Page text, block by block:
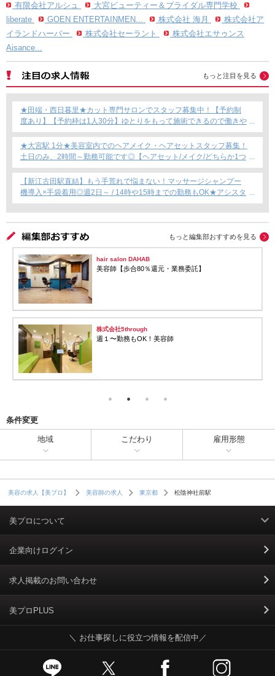
有限会社アルシュ
大宮ビューティー＆ブライダル専門学校
liberate
GOEN ENTERTAINMEN... 株式会社 海月
株式会社ア
イランドハーバー
株式会社セーラント
株式会社エサゥンス
Aisance...
もっと注目を見る
★田端・西日暮里★カット専門サロンでスタッフ募集中！【予約制
度あり】【予約枠は1人30分】ゆとりをもって施術できるので働きや
すい！これからカット専門店で働きたい方にもおすすめ◎
★大宮駅 1分★美容室内でのヘアメイク・ヘアセットスタッフ募集！
土日のみ、2時間～勤務可能です◎【ヘアセット/メイク/どちらか1つ
できればOKです！】フリーランス・Wワーク・時短勤務もOK★
【新江古田駅直結】もう手荒れで悩まない！マッサージシャンプー
機導入×手袋着用◎週2日～ / 14時や15時までの勤務もOK★アシスタ
ント専任募集★
もっと編集部おすすめを見る
hair salon DAHAB
美容師【歩合80％還元・業務委託】
株式会社5through
週１〜勤務もOK！美容師
条件変更
地域 こだわり 雇用形態
美容の求人【美プロ】 美容師の求人 東京都 松陰神社前駅
美プロについて
利用規約
掲載規約
個人情報保護ポリシー
個人情報のお取り扱いについて
Cookieポリシー
企業向けログイン
求人掲載のお問い合わせ
美プロPLUS
＼ お仕事探しに役立つ情報を配信中／